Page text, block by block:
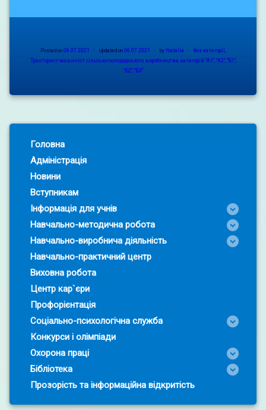
Posted on 06.07.2021 Updated on 06.07.2021 by Natalia Categories:
без категорії,
Тракторист-машиніст сільськогосподарського виробництва категорій "А1", "А2", "Б1",
"Б2", "Б3"
Головна
Адміністрація
Новини
Вступникам
Інформація для учнів
Навчально-методична робота
Навчально-виробнича діяльність
Навчально-практичний центр
Виховна робота
Центр кар`єри
Профорієнтація
Соціально-психологічна служба
Конкурси і олімпіади
Охорона праці
Бібліотека
Прозорість та інформаційна відкритість